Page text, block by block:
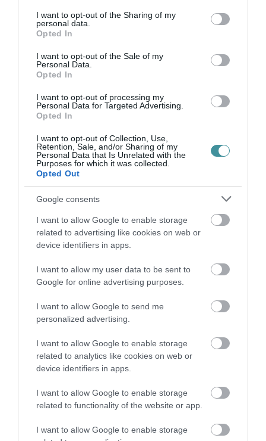
not limited to your visit or usage behaviour. You may click to
grant or deny consent to Google and its third-party tags to
use your data for below specified purposes in below Google
consent section.
I want to opt-out of the Sharing of my
personal data.
Opted In
I want to opt-out of the Sale of my
Personal Data.
Opted In
I want to opt-out of processing my
Personal Data for Targeted Advertising.
Opted In
I want to opt-out of Collection, Use,
Retention, Sale, and/or Sharing of my
Personal Data that Is Unrelated with the
Purposes for which it was collected.
Opted Out
Google consents
I want to allow Google to enable storage
related to advertising like cookies on web or
device identifiers in apps.
I want to allow my user data to be sent to
Google for online advertising purposes.
I want to allow Google to send me
personalized advertising.
I want to allow Google to enable storage
related to analytics like cookies on web or
device identifiers in apps.
I want to allow Google to enable storage
related to functionality of the website or app.
I want to allow Google to enable storage
meg a II. Rákóczi Ferenc
2026. június 11| Csarnó Ákos
Jelentős közlekedésfejlesztési beruházás
önkormányzata közel 90 millió forint vissza
nem térítendő támogatást nyert a II.
Rákóczi Ferenc utca felújítására a Terü...
TOVÁBB...
A legós polgármester
távozását követelik a
2026. június 10| Csarnó Ákos
közmeghallgatást tartottak Terpesen.
Bujáki Ferenctől, az áruházi lopáson ért
polgármestertől vártak magyarázatot a
terpesi lakosok, hiszen a község képvise...
TOVÁBB...
1 2 3 4 5 6 7 … 395